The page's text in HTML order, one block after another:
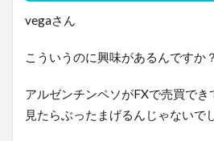
vegaさん
こういうのに興味があるんですか？
アルゼンチンペソがFXで売買で
見たらぶったまげるんじゃないで